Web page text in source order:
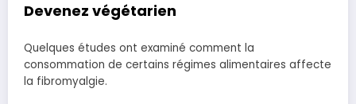
Devenez végétarien
Quelques études ont examiné comment la
consommation de certains régimes alimentaires affecte
la fibromyalgie.